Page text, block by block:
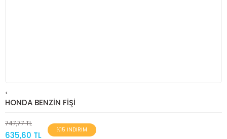
<
HONDA BENZİN FİŞİ
747,77 TL
635,60 TL
%15 İNDİRİM